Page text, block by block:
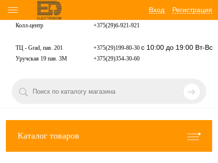
Вход Регистрация
Колл-центр +375(29)6-921-921
ТЦ - Grad, пав. 201 +375(29)199-80-30 с 10:00 до 19:00 Вт-Вс
Уручская 19 пав. 3М +375(29)354-30-60
Каталог товаров